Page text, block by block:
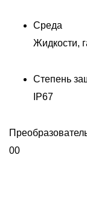
Среда
Жидкости,
Степень
IP67
00